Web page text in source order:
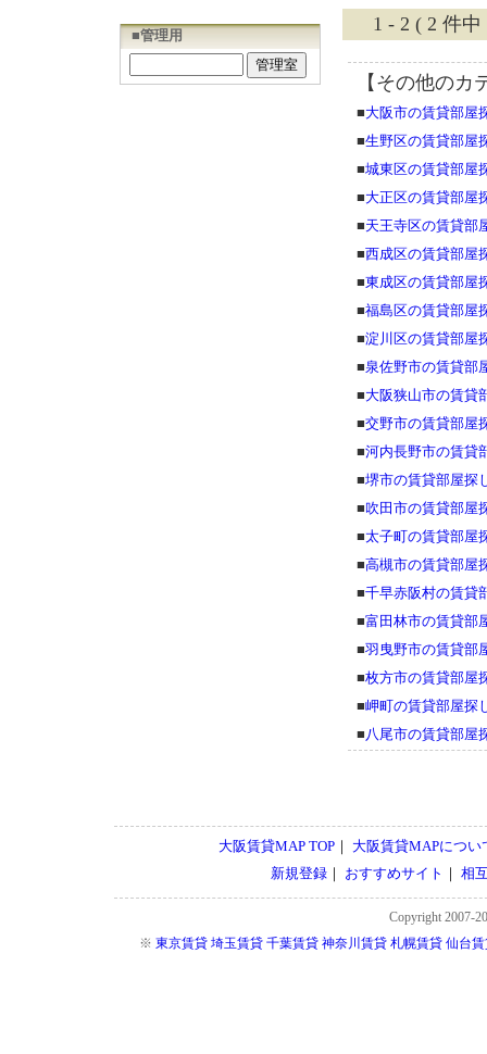
1 - 2 ( 2 件中
【その他のカ
■大阪市の賃貸部屋
■生野区の賃貸部屋
■城東区の賃貸部屋
■大正区の賃貸部屋
■天王寺区の賃貸部
■西成区の賃貸部屋
■東成区の賃貸部屋
■福島区の賃貸部屋
■淀川区の賃貸部屋
■泉佐野市の賃貸部
■大阪狭山市の賃貸
■交野市の賃貸部屋
■河内長野市の賃貸
■堺市の賃貸部屋探
■吹田市の賃貸部屋
■太子町の賃貸部屋
■高槻市の賃貸部屋
■千早赤阪村の賃貸
■富田林市の賃貸部
■羽曳野市の賃貸部
■枚方市の賃貸部屋
■岬町の賃貸部屋探
■八尾市の賃貸部屋
■管理用
大阪賃貸MAP TOP｜ 大阪賃貸MAPについ
新規登録｜ おすすめサイト ｜ 相
Copyright 2007-
※ 東京賃貸 埼玉賃貸 千葉賃貸 神奈川賃貸 札幌賃貸 仙台賃